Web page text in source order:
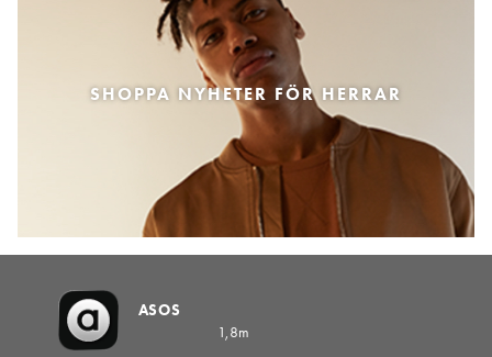
SHOPPA NYHETER FÖR HERRAR
ASOS
1,8m